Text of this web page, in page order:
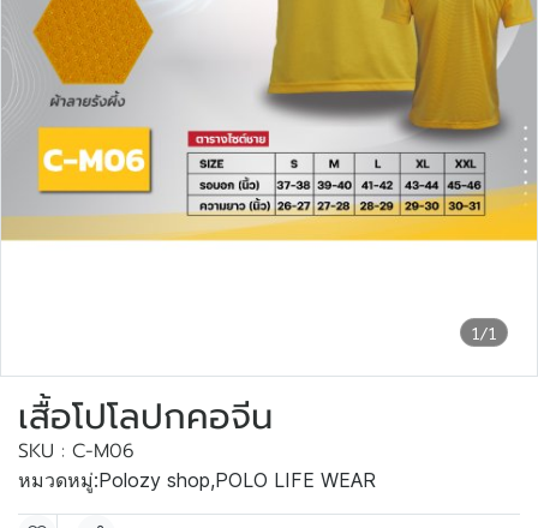
1/1
เสื้อโปโลปกคอจีน
SKU : C-M06
หมวดหมู่:Polozy shop,POLO LIFE WEAR